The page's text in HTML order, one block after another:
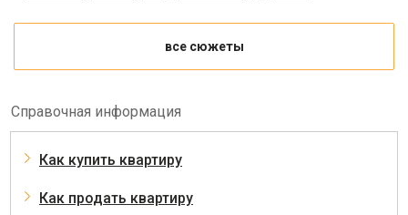
все сюжеты
Справочная информация
Как купить квартиру
Как продать квартиру